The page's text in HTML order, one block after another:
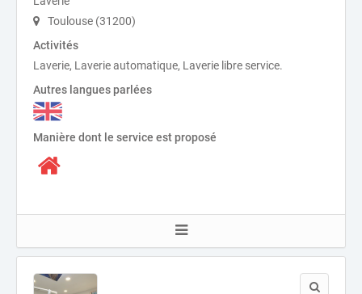
Toulouse (31200)
Activités
Laverie, Laverie automatique, Laverie libre service.
Autres langues parlées
Manière dont le service est proposé